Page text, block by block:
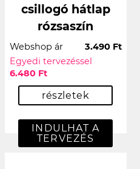
csillogó hátlap
rózsaszín
Webshop ár
3.490 Ft
Egyedi tervezéssel
6.480 Ft
részletek
INDULHAT A
TERVEZÉS